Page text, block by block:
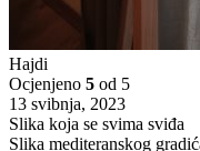
Hajdi
Ocjenjeno 5 od 5
13 svibnja, 2023
Slika koja se svima sviđa
Slika mediteranskog